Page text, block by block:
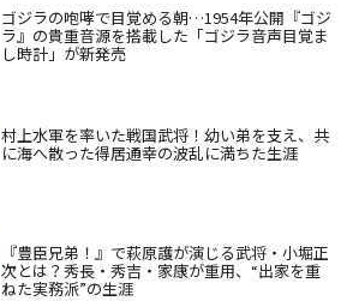
ゴジラの咆哮で目覚める朝…1954年公開『ゴジ
ラ』の貴重音源を搭載した「ゴジラ音声目覚ま
し時計」が新発売
村上水軍を率いた戦国武将！幼い弟を支え、共
に海へ散った得居通幸の波乱に満ちた生涯
『豊臣兄弟！』で萩原護が演じる武将・小堀正
次とは？秀長・秀吉・家康が重用、“出家を重
ねた実務派”の生涯